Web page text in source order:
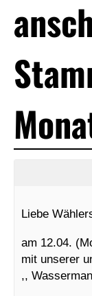
Liebe
am 12.04.
mit unserer
,,